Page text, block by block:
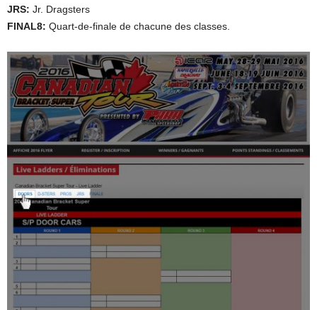
JRS: Jr. Dragsters
FINAL8: Quart-de-finale de chacune des classes.